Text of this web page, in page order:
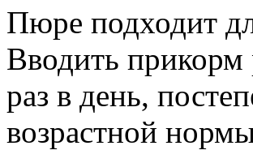
Пюре подходит
Вводить прикорм
раз в день,
возрастной